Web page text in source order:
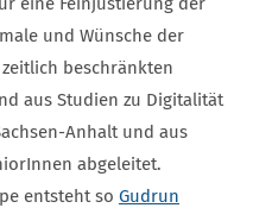
und Wünsche der
beschränkten
aus Studien zu Digitalität
Anhalt und aus
abgeleitet.
entsteht so Gudrun